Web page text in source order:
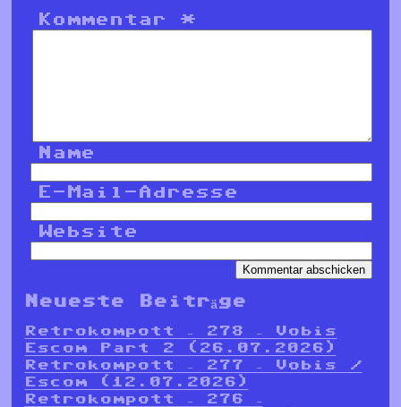
Kommentar*
Name
E-Mail-Adresse
Website
Neueste Beiträge
Retrokompott – 278 – Vobis
Escom Part 2 (26.07.2026)
Retrokompott – 277 – Vobis /
Escom (12.07.2026)
Retrokompott – 276 –